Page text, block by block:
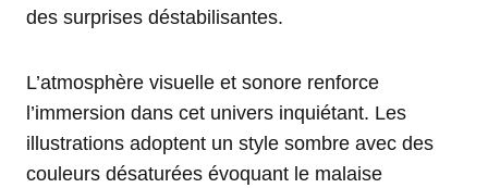
des surprises déstabilisantes.
L’atmosphère visuelle et sonore renforce
l’immersion dans cet univers inquiétant. Les
illustrations adoptent un style sombre avec des
couleurs désaturées évoquant le malaise